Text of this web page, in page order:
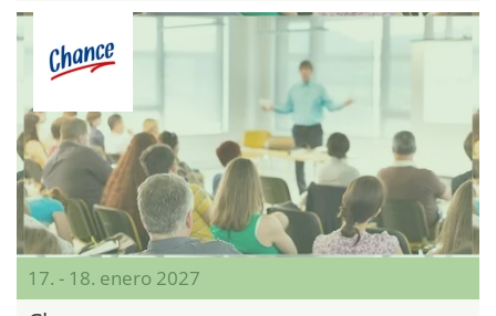
17. - 18. enero 2027